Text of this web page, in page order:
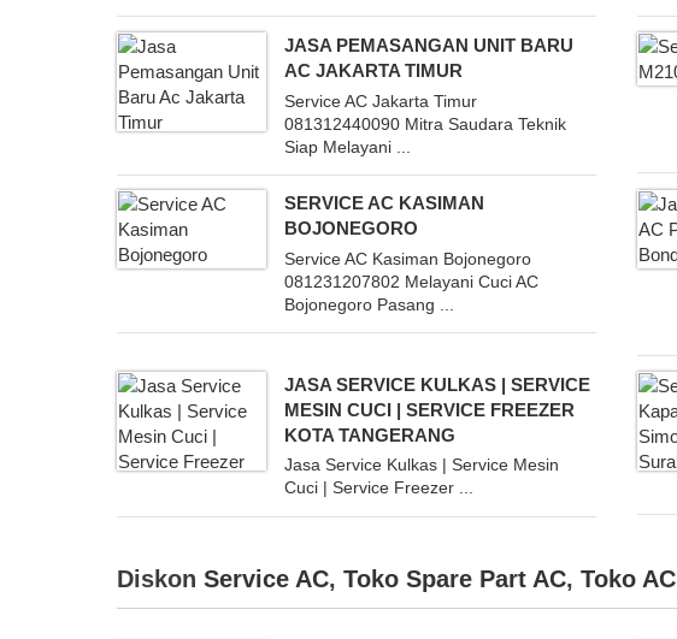
JASA PEMASANGAN UNIT BARU
AC JAKARTA TIMUR
Service AC Jakarta Timur
081312440090 Mitra Saudara Teknik
Siap Melayani ...
SERVICE AC KASIMAN
BOJONEGORO
Service AC Kasiman Bojonegoro
081231207802 Melayani Cuci AC
Bojonegoro Pasang ...
JASA SERVICE KULKAS | SERVICE
MESIN CUCI | SERVICE FREEZER
KOTA TANGERANG
Jasa Service Kulkas | Service Mesin
Cuci | Service Freezer ...
Diskon Service AC, Toko Spare Part AC, Toko AC